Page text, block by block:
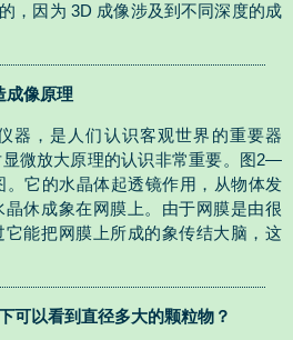
，因为 3D 成像涉及到不同深度的成
成像原理
器，是人们认识客观世界的重要器
微放大原理的认识非常重要。图2—
。它的水晶体起透镜作用，从物体发
休成象在网膜上。由于网膜是由很
能把网膜上所成的象传结大脑，这
可以看到直径多大的颗粒物？